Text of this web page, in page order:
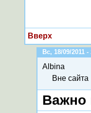
Вверх
Вс, 18/09/2011 -
Albina
Вне сайта
Важно